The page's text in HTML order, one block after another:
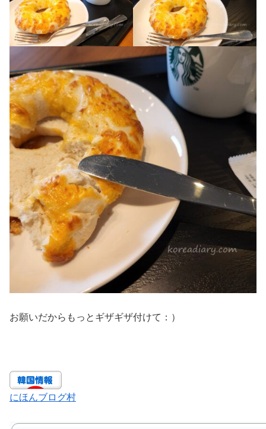
お願いだからもっとギザギザ付けて：）
にほんブログ村